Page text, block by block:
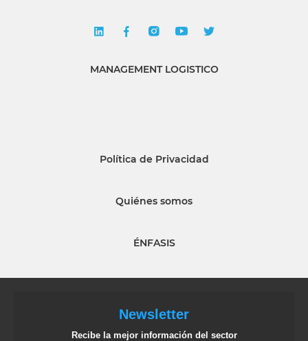
MANAGEMENT LOGISTICO
Política de Privacidad
Quiénes somos
ÉNFASIS
Newsletter
Recibe la mejor información del sector